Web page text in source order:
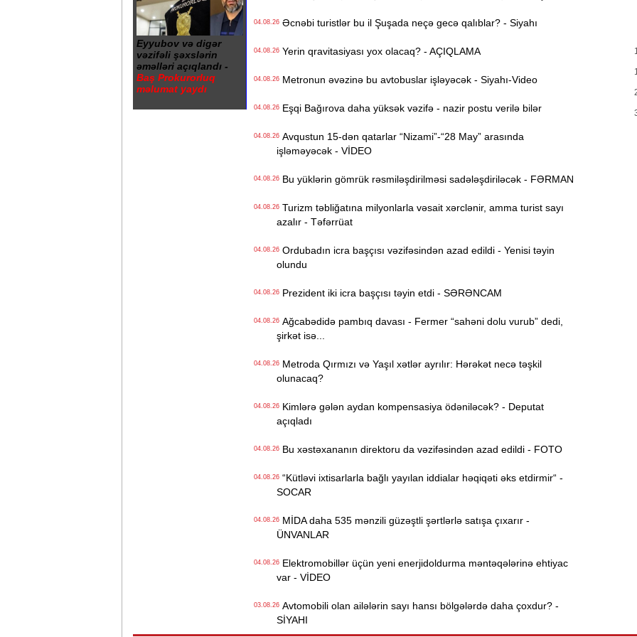
Eyyubov və digər
vəzifəli şəxslərin
əməlləri açıqlandı -
Baş Prokurorluq
məlumat yaydı
04.08.26Əcnəbi turistlər bu il Şuşada neçə gecə qalıblar? - Siyahı
04.08.26Yerin qravitasiyası yox olacaq? - AÇIQLAMA
04.08.26Metronun əvəzinə bu avtobuslar işləyəcək - Siyahı-Video
04.08.26Eşqi Bağırova daha yüksək vəzifə - nazir postu verilə bilər
04.08.26Avqustun 15-dən qatarlar “Nizami”-“28 May” arasında
işləməyəcək - VİDEO
04.08.26Bu yüklərin gömrük rəsmiləşdirilməsi sadələşdiriləcək - FƏRMAN
04.08.26Turizm təbliğatına milyonlarla vəsait xərclənir, amma turist sayı
azalır - Təfərrüat
04.08.26Ordubadın icra başçısı vəzifəsindən azad edildi - Yenisi təyin
olundu
04.08.26Prezident iki icra başçısı təyin etdi - SƏRƏNCAM
04.08.26Ağcabədidə pambıq davası - Fermer “sahəni dolu vurub” dedi,
şirkət isə...
04.08.26Metroda Qırmızı və Yaşıl xətlər ayrılır: Hərəkət necə təşkil
olunacaq?
04.08.26Kimlərə gələn aydan kompensasiya ödəniləcək? - Deputat
açıqladı
04.08.26Bu xəstəxananın direktoru da vəzifəsindən azad edildi - FOTO
04.08.26“Kütləvi ixtisarlarla bağlı yayılan iddialar həqiqəti əks etdirmir“ -
SOCAR
04.08.26MİDA daha 535 mənzili güzəştli şərtlərlə satışa çıxarır -
ÜNVANLAR
04.08.26Elektromobillər üçün yeni enerjidoldurma məntəqələrinə ehtiyac
var - VİDEO
03.08.26Avtomobili olan ailələrin sayı hansı bölgələrdə daha çoxdur? -
SİYAHI